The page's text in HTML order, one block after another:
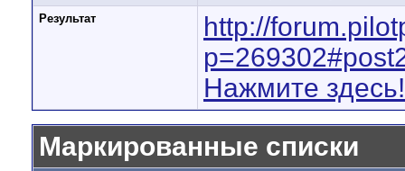
Результат
http://
Нажмите здесь!
Маркированные списки